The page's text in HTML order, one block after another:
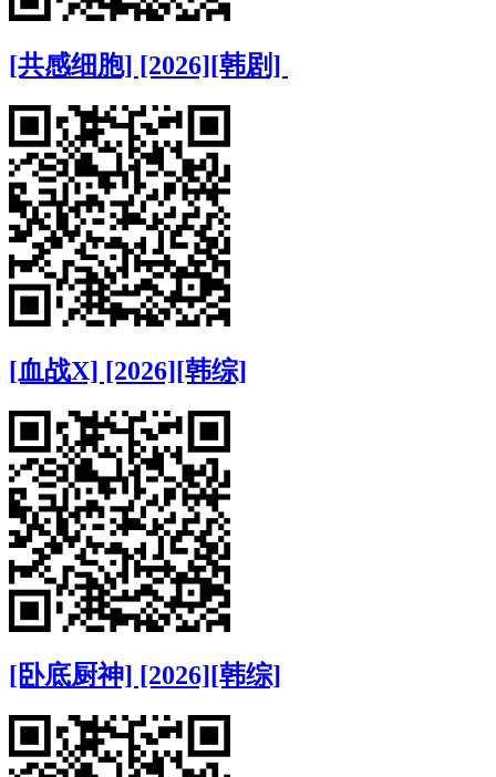
[共感细胞] [2026][韩剧]
[血战X] [2026][韩综]
[卧底厨神] [2026][韩综]